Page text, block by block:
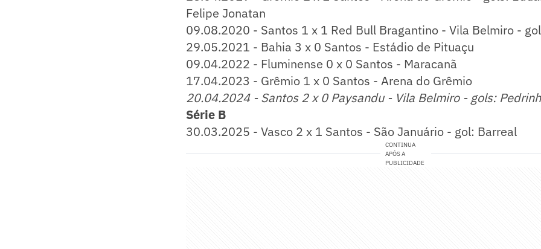
Felipe Jonatan
09.08.2020 - Santos 1 x 1 Red Bull Bragantino - Vila Belmiro -
29.05.2021 - Bahia 3 x 0 Santos - Estádio de Pituaçu
09.04.2022 - Fluminense 0 x 0 Santos - Maracanã
17.04.2023 - Grêmio 1 x 0 Santos - Arena do Grêmio
20.04.2024 - Santos 2 x 0 Paysandu - Vila Belmiro - gols:
Série B
30.03.2025 - Vasco 2 x 1 Santos - São Januário - gol: Barreal
CONTINUA
APÓS A
PUBLICIDADE